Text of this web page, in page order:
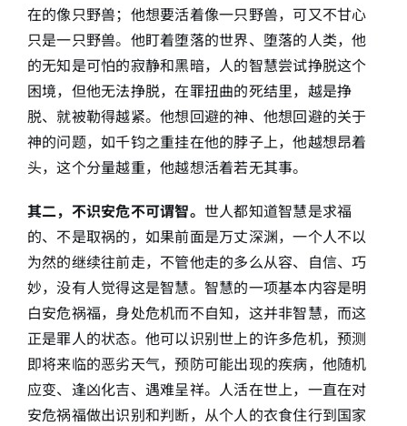
在的像只野兽；他想要活着像一只野兽，可又不甘心
只是一只野兽。他盯着堕落的世界、堕落的人类，他
的无知是可怕的寂静和黑暗，人的智慧尝试挣脱这个
困境，但他无法挣脱，在罪扭曲的死结里，越是挣
脱、就被勒得越紧。他想回避的神、他想回避的关于
神的问题，如千钧之重挂在他的脖子上，他越想昂着
头，这个分量越重，他越想活着若无其事。
其二，不识安危不可谓智。 世人都知道智慧是求福
的、不是取祸的，如果前面是万丈深渊，一个人不以
为然的继续往前走，不管他走的多么从容、自信、巧
妙，没有人觉得这是智慧。智慧的一项基本内容是明
白安危祸福，身处危机而不自知，这并非智慧，而这
正是罪人的状态。他可以识别世上的许多危机，预测
即将来临的恶劣天气，预防可能出现的疾病，他随机
应变、逢凶化吉、遇难呈祥。人活在世上，一直在对
安危祸福做出识别和判断，从个人的衣食住行到国家